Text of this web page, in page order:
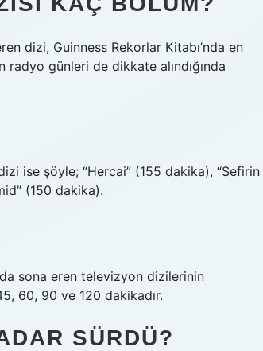
dizi, Guinness Rekorlar Kitabı’nda en
günleri de dikkate alındığında
ise şöyle; “Hercai” (155 dakika), “Sefirin
(150 dakika).
sona eren televizyon dizilerinin
60, 90 ve 120 dakikadır.
SÜRDÜ?